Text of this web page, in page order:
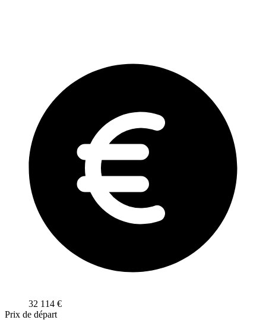
32 114 €
Prix de départ